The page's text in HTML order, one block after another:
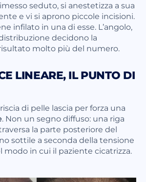
seduto, si anestetizza a sua
e vi si aprono piccole incisioni.
infilato in una di esse. L’angolo,
decidono la
molto più del numero.
LINEARE, IL PUNTO DI
di pelle lascia per forza una
. Non un segno diffuso: una riga
la parte posteriore del
sottile a seconda della tensione
modo in cui il paziente cicatrizza.